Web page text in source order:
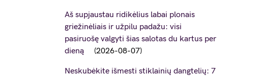
Aš supjaustau ridikėlius labai plonais
griežinėliais ir užpilu padažu: visi
pasiruošę valgyti šias salotas du kartus per
dieną
2026-08-07
Neskubėkite išmesti stiklainių dangtelių: 7